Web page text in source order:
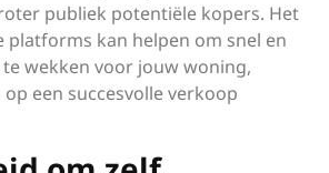
publiek potentiële kopers. Het
platforms kan helpen om snel en
wekken voor jouw woning,
een succesvolle verkoop